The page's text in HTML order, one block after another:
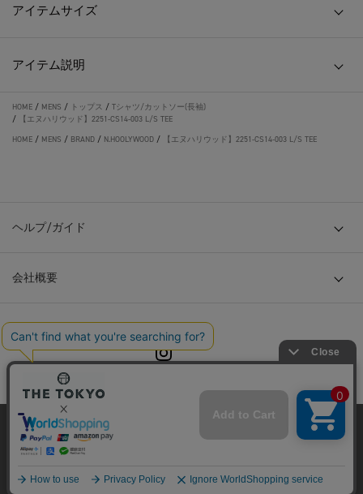
アイテムサイズ
アイテム説明
HOME / MENS / トップス / Tシャツ/カットソー(長袖)
/
【エヌハリウッド】2251-CS14-003 L/S TEE
HOME / MENS / BRAND / N.HOOLYWOOD / 【エヌハリウッド】2251-CS14-003 L/S TEE
ヘルプ/ガイド
会社概要
© TOKYO BASE CO., LTD
当サイトはクッキー(cookie)を使用します。クッキーはサイト内
の一部の機能および、サイトの使用状況の分析からマーケティ
ング活動に利用することを目的としています。
プライバシーポリシーはこちら